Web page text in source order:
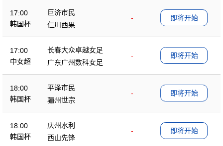
17:00
韩国杯
巨济市民
-
仁川西果
即将开始
17:00
中女超
长春大众卓越女足
-
广东广州数科女足
即将开始
18:00
韩国杯
平泽市民
-
骊州世宗
即将开始
18:00
韩国杯
庆州水利
-
西山先锋
即将开始